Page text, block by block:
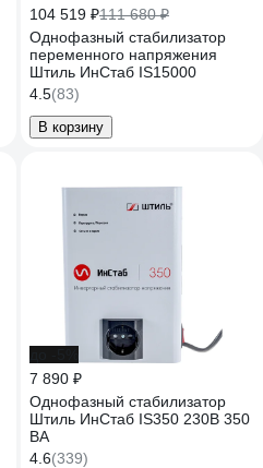
104 519 ₽111 680 ₽
Однофазный стабилизатор
переменного напряжения
Штиль ИнСтаб IS15000
4.5(83)
В корзину
7 890 ₽
Однофазный стабилизатор
Штиль ИнСтаб IS350 230В 350
ВА
4.6(339)